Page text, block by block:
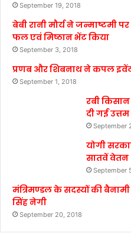
September 19, 2018
बेबी रानी मौर्य ने जन्माष्टमी
फल एवं मिष्ठान भेंट किया
September 3, 2018
प्रणब और शिबनाथ ने कपल
September 1, 2018
रबी
दी गई
September
योगी
सातवें वेतन
September
मंत्रिमण्डल के सदस्यों की बैनामी
सिंह नेगी
September 20, 2018